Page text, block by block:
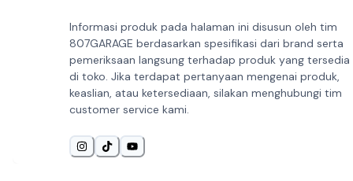
Informasi produk pada halaman ini disusun oleh tim
807GARAGE berdasarkan spesifikasi dari brand serta
pemeriksaan langsung terhadap produk yang tersedia
di toko. Jika terdapat pertanyaan mengenai produk,
keaslian, atau ketersediaan, silakan menghubungi tim
customer service kami.